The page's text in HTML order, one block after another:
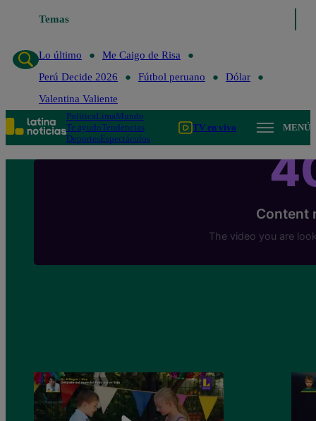
Temas
Lo último
Me Caigo de Risa
Perú Decide 2026
Fútbol peruano
Dólar
Valentina Valiente
PolíticaLimaMundo
Te ayudoTendencias
DeportesEspectáculos
TV en vivo MENÚ